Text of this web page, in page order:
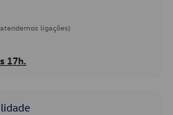
ligações)
17h.